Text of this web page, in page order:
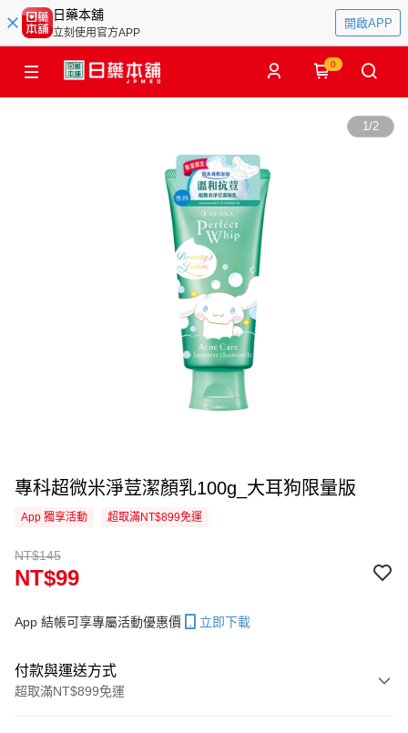
日藥本舖
立刻使用官方APP
開啟APP
0
1/2
專科超微米淨荳潔顏乳100g_大耳狗限量版
App 獨享活動 超取滿NT$899免運
NT$145
NT$99
App 結帳可享專屬活動優惠價 立即下載
付款與運送方式
超取滿NT$899免運